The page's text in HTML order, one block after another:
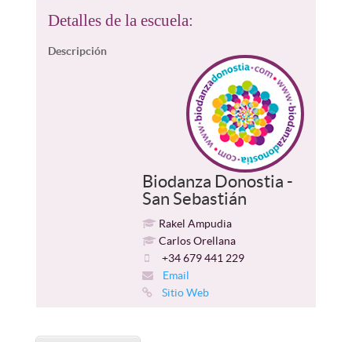
Detalles de la escuela:
Descripción
Biodanza Donostia -
San Sebastián
Rakel Ampudia
Carlos Orellana
+34 679 441 229
Email
Sitio Web